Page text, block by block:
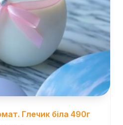
Глечик біла 490г